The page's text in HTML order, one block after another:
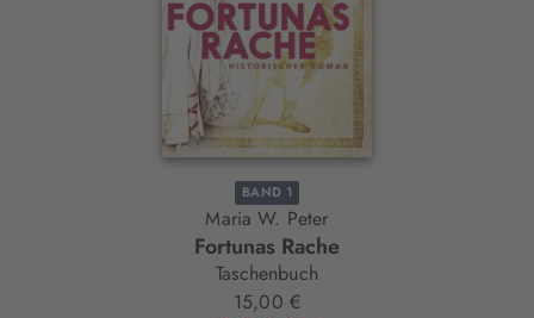
BAND 1
Maria W. Peter
Fortunas Rache
Taschenbuch
15,00 €